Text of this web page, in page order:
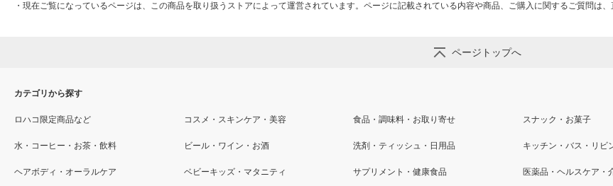
・ 現在ご覧になっているページは、この商品を取り扱うストアによって運営されています。ページに記載されている内容や商品、ご購入に関するご質問は、
ページトップへ
カテゴリから探す
ロハコ限定商品など コスメ・スキンケア・美容 食品・調味料・お取り寄せ スナック・お菓子
水・コーヒー・お茶・飲料 ビール・ワイン・お酒 洗剤・ティッシュ・日用品 キッチン・バス・リビ
ヘアボディ・オーラルケア ベビーキッズ・マタニティ サプリメント・健康食品 医薬品・ヘルスケア・